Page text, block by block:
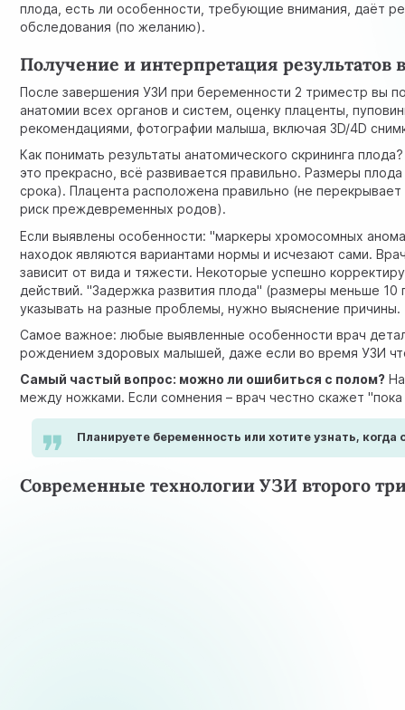
плода, есть ли особенности, требующие внимания, даёт
обследования (по желанию).
Получение и интерпретация результатов
После завершения УЗИ при беременности 2 триместр вы
анатомии всех органов и систем, оценку плаценты,
рекомендациями, фотографии малыша, включая 3D/4D
Как понимать результаты анатомического скрининга
это прекрасно, всё развивается правильно. Размеры
срока). Плацента расположена правильно (не
риск преждевременных родов).
Если выявлены особенности: "маркеры хромосомных
находок являются вариантами нормы и исчезают сами.
зависит от вида и тяжести. Некоторые успешно
действий. "Задержка развития плода" (размеры меньше
указывать на разные проблемы, нужно выяснение причины.
Самое важное: любые выявленные особенности врач
рождением здоровых малышей, даже если во время УЗИ
Самый частый вопрос: можно ли ошибиться с полом?
между ножками. Если сомнения – врач честно скажет "пока
Планируете беременность или хотите узнать,
Современные технологии УЗИ второго